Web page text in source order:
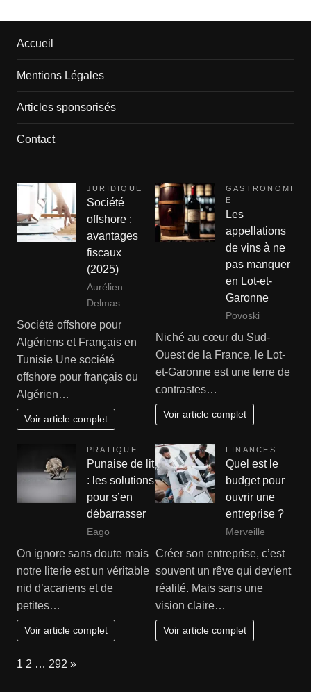
Accueil
Mentions Légales
Articles sponsorisés
Contact
JURIDIQUE
Société
offshore :
avantages
fiscaux
(2025)
Aurélien
Delmas
Société offshore pour
Algériens et Français en
Tunisie Une société
offshore pour français ou
Algérien…
Voir article complet
GASTRONOMI
E
Les
appellations
de vins à ne
pas manquer
en Lot-et-
Garonne
Povoski
Niché au cœur du Sud-
Ouest de la France, le Lot-
et-Garonne est une terre de
contrastes…
Voir article complet
PRATIQUE
Punaise de lit
: les solutions
pour s’en
débarrasser
Eago
On ignore sans doute mais
notre literie est un véritable
nid d’acariens et de
petites…
Voir article complet
FINANCES
Quel est le
budget pour
ouvrir une
entreprise ?
Merveille
Créer son entreprise, c’est
souvent un rêve qui devient
réalité. Mais sans une
vision claire…
Voir article complet
Page:
1 2 … 292 Next
»